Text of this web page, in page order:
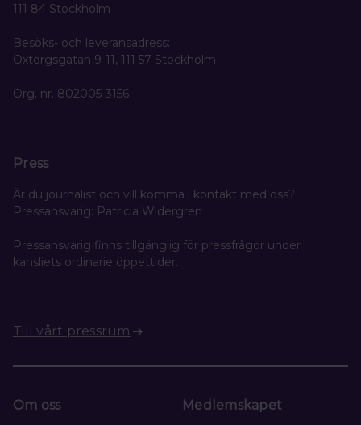
111 84 Stockholm
Besöks- och leveransadress:
Oxtorgsgatan 9-11, 111 57 Stockholm
Org. nr. 802005-3156
Press
Är du journalist och vill komma i kontakt med oss?
Pressansvarig: Patricia Widergren
Pressansvarig finns tillgänglig för pressfrågor under
kansliets ordinarie öppettider.
Till vårt pressrum
Om oss Medlemskapet